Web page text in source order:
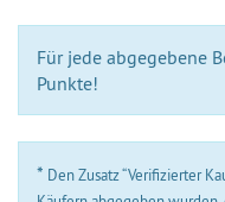
Für jede abgegebene
Punkte!
* Den Zusatz “Verifizierter